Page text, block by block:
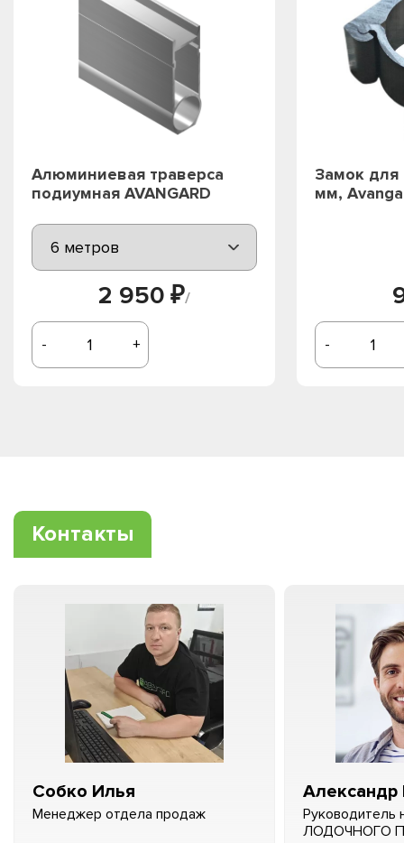
Алюминиевая траверса
подиумная AVANGARD
2 950 ₽/
- +
Замок для
мм,
-
Контакты
Собко Илья
Менеджер отдела продаж
Александр
Руководитель
ЛОДОЧНОГО